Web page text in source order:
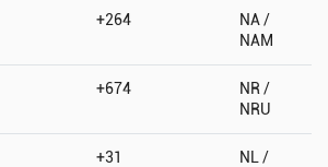
+264
NA /
NAM
+674
NR /
NRU
+31
NL /